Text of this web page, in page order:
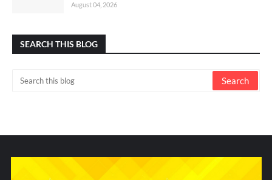
August 04, 2026
SEARCH THIS BLOG